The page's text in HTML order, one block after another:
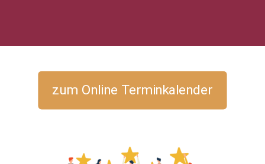
zum Online Terminkalender